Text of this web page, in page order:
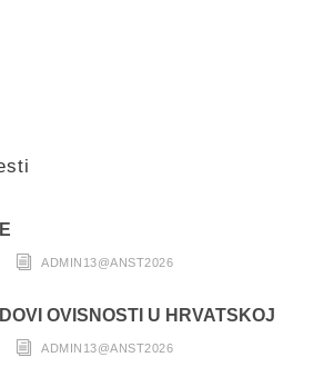
ADMIN13@ANST2026
OVISNOSTI U HRVATSKOJ
ADMIN13@ANST2026